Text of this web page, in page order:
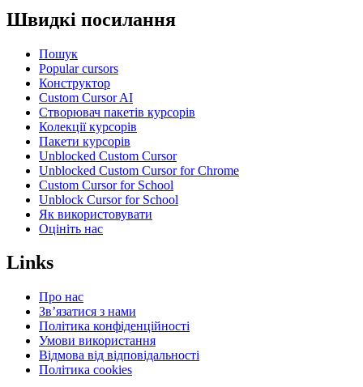
Швидкі посилання
Пошук
Popular cursors
Конструктор
Custom Cursor AI
Створювач пакетів курсорів
Колекції курсорів
Пакети курсорів
Unblocked Custom Cursor
Unblocked Custom Cursor for Chrome
Custom Cursor for School
Unblock Cursor for School
Як використовувати
Оцініть нас
Links
Про нас
Зв’язатися з нами
Політика конфіденційності
Умови використання
Відмова від відповідальності
Політика cookies